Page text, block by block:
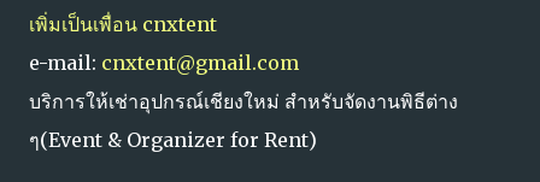
เพิ่มเป็นเพื่อน cnxtent
e-mail: cnxtent@gmail.com
บริการให้เช่าอุปกรณ์เชียงใหม่ สำหรับจัดงานพิธีต่าง
ๆ(Event & Organizer for Rent)